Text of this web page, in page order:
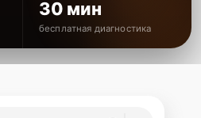
30 мин
бесплатная диагностика